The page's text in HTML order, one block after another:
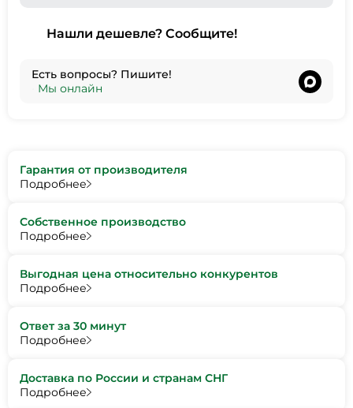
Нашли дешевле? Сообщите!
Есть вопросы? Пишите!
Мы онлайн
Гарантия от производителя
Подробнее
Собственное производство
Подробнее
Выгодная цена относительно конкурентов
Подробнее
Ответ за 30 минут
Подробнее
Доставка по России и странам СНГ
Подробнее